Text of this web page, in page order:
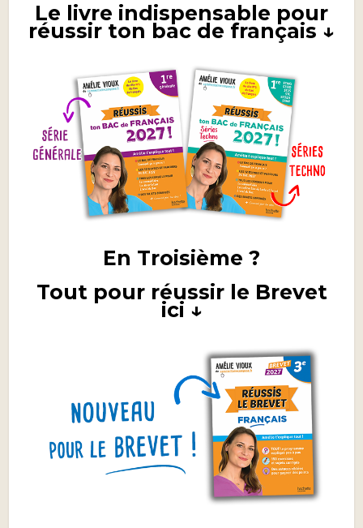
Le livre indispensable pour
réussir ton bac de français ↓
En Troisième ?
Tout pour réussir le Brevet
ici ↓